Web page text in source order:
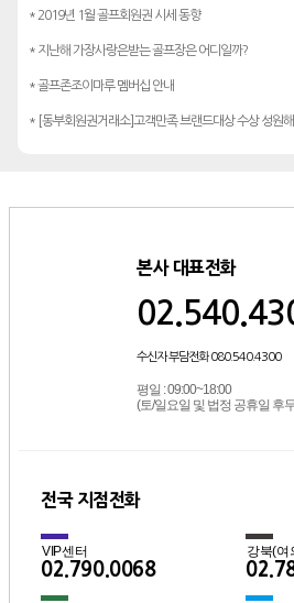
* 2019년 1월 골프회원권 시세 동향
* 지난해 가장사랑은받는 골프장은 어디일까?
* 골프존조이마루 멤버십 안내
본사 대표전화
수신자 부담전화 080.540.4300
평일 : 09:00~18:00
(토/일요일 및 법정 공휴일 후
전국 지점전화
VIP센터
02.790.0068
강북(여